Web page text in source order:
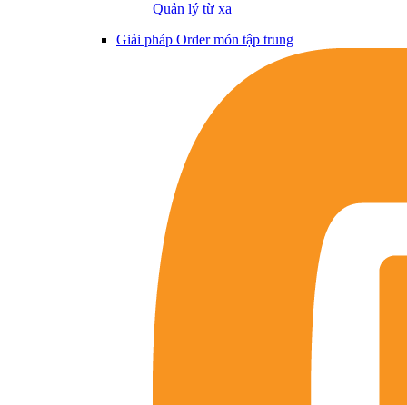
Quản lý từ xa
Giải pháp Order món tập trung